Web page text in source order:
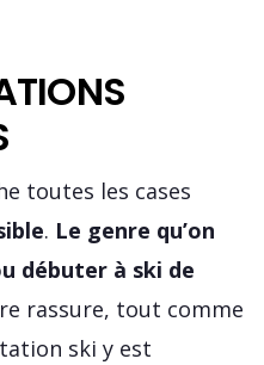
toutes les cases
. Le genre qu’on
débuter à ski de
rassure, tout comme
ski y est